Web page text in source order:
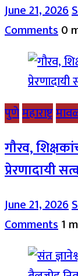
June 21, 2026
Comments0
पुणेमहाराष्ट्र
गौरव,
प्रेरणादायी
June 21, 2026
Comments1